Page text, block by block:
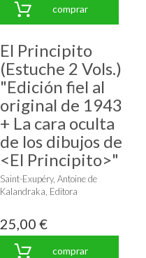
comprar
El Principito
(Estuche 2 Vols.)
"Edición fiel al
original de 1943
+ La cara oculta
de los dibujos de
<El Principito>"
Saint-Exupéry, Antoine de
Kalandraka, Editora
25,00 €
comprar